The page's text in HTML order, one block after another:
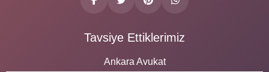
Tavsiye Ettiklerimiz
Ankara Avukat